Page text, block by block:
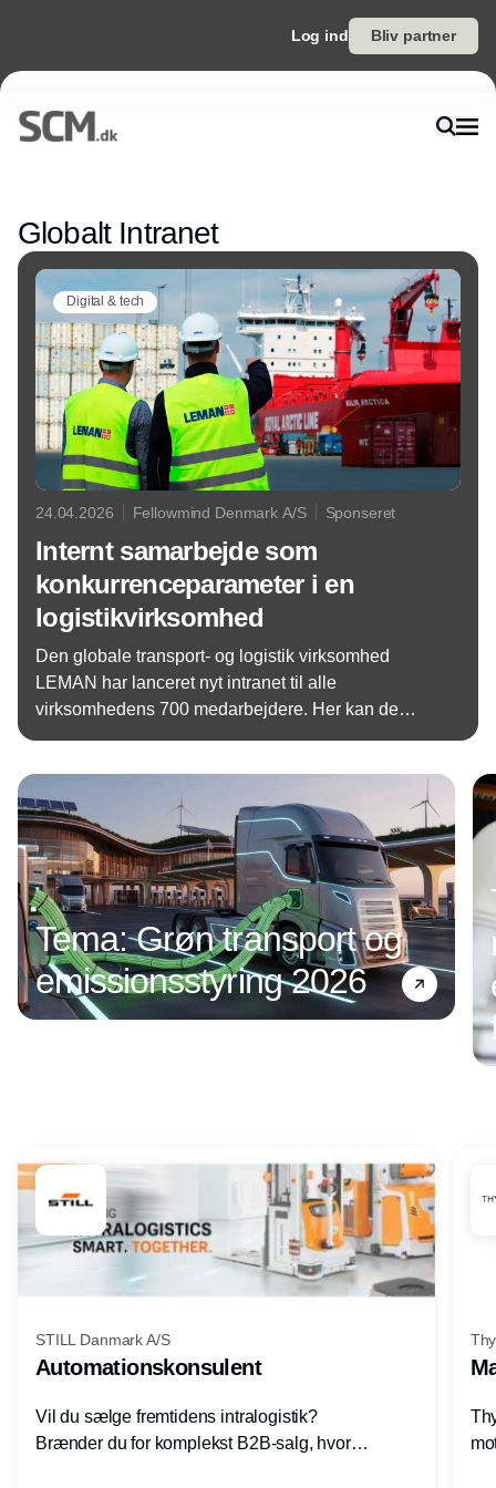
Log ind Bliv partner
Globalt Intranet
Digital & tech
24.04.2026 Fellowmind Denmark A/S Sponseret
Internt samarbejde som
konkurrenceparameter i en
logistikvirksomhed
Den globale transport- og logistik virksomhed
LEMAN har lanceret nyt intranet til alle
virksomhedens 700 medarbejdere. Her kan de
Tema: Grøn transport og
emissionsstyring 2026
STILL Danmark A/S
Automationskonsulent
Vil du sælge fremtidens intralogistik?
Brænder du for komplekst B2B-salg, hvor